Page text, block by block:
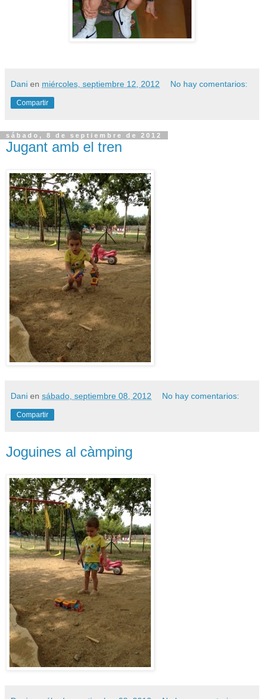
Dani en miércoles, septiembre 12, 2012 No hay comentarios:
Compartir
sábado, 8 de septiembre de 2012
Jugant amb el tren
Dani en sábado, septiembre 08, 2012 No hay comentarios:
Compartir
Joguines al càmping